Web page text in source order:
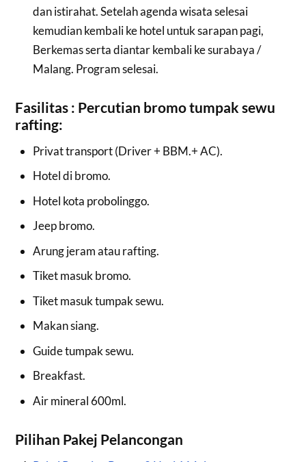
dan istirahat. Setelah agenda wisata selesai
kemudian kembali ke hotel untuk sarapan pagi,
Berkemas serta diantar kembali ke surabaya /
Malang. Program selesai.
Fasilitas : Percutian bromo tumpak sewu
rafting:
Privat transport (Driver + BBM.+ AC).
Hotel di bromo.
Hotel kota probolinggo.
Jeep bromo.
Arung jeram atau rafting.
Tiket masuk bromo.
Tiket masuk tumpak sewu.
Makan siang.
Guide tumpak sewu.
Breakfast.
Air mineral 600ml.
Pilihan Pakej Pelancongan